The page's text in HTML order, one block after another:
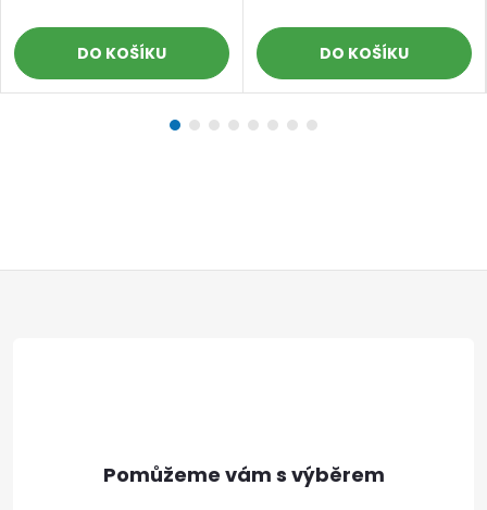
DO KOŠÍKU DO KOŠÍKU